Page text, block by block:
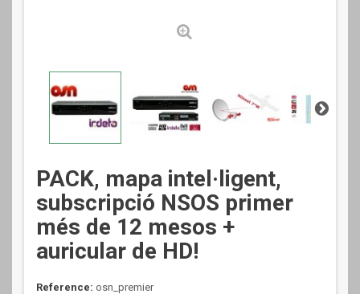
PACK, mapa intel·ligent,
subscripció NSOS primer
més de 12 mesos +
auricular de HD!
Reference: osn_premier